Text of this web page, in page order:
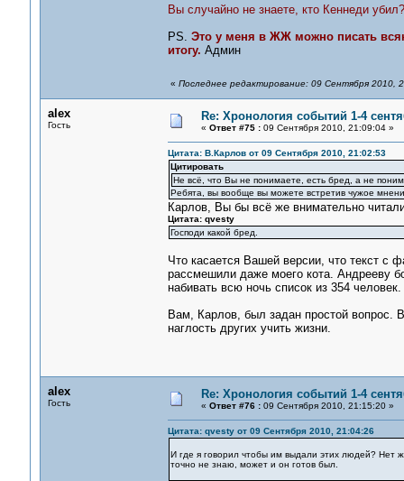
Вы случайно не знаете, кто Кеннеди убил?
PS. Это у меня в ЖЖ можно писать
итогу. Админ
« Последнее редактирование: 09 Сентября 2010,
alex
Гость
Re: Хронология событий 1-4
« Ответ #75 :09 Сентября 2010, 21:09:04 »
Цитата: В.Карлов от 09 Сентября 2010, 21:02:53
Цитировать
Не всё, что Вы не понимаете, есть бред, а не
Ребята, вы вообще вы можете встретив чужое
Карлов, Вы бы всё же внимательно
Цитата: qvesty
Господи какой бред.
Что касается Вашей версии, что текст с
рассмешили даже моего кота. Андрееву
набивать всю ночь список из 354 человек.
Вам, Карлов, был задан простой вопрос.
наглость других учить жизни.
alex
Гость
Re: Хронология событий 1-4
« Ответ #76 :09 Сентября 2010, 21:15:20 »
Цитата: qvesty от 09 Сентября 2010, 21:04:26
И где я говорил чтобы им выдали этих людей? Нет
точно не знаю, может и он готов был.